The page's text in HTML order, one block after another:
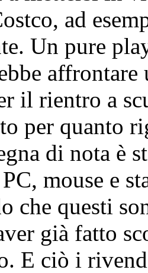
ad
Un pure
il rientro a
per quanto
di nota è
mouse e
che questi
già fatto
E ciò i